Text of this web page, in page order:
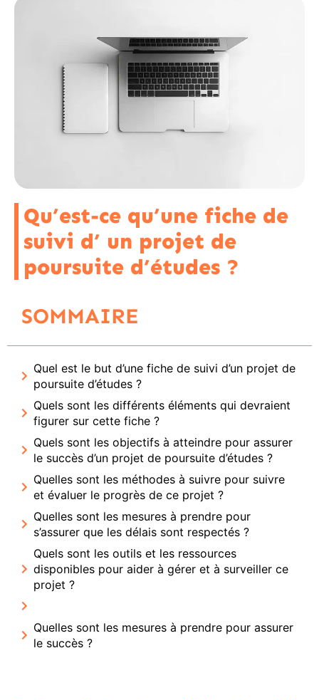
Qu’est-ce qu’une fiche de
suivi d’ un projet de
poursuite d’études ?
SOMMAIRE
Quel est le but d’une fiche de suivi d’un projet de
poursuite d’études ?
Quels sont les différents éléments qui devraient
figurer sur cette fiche ?
Quels sont les objectifs à atteindre pour assurer
le succès d’un projet de poursuite d’études ?
Quelles sont les méthodes à suivre pour suivre
et évaluer le progrès de ce projet ?
Quelles sont les mesures à prendre pour
s’assurer que les délais sont respectés ?
Quels sont les outils et les ressources
disponibles pour aider à gérer et à surveiller ce
projet ?
Quelles sont les mesures à prendre pour assurer
le succès ?